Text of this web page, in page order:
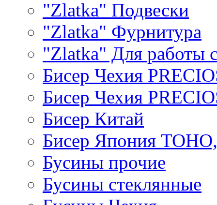
"Zlatka" Подвески
"Zlatka" Фурнитура
"Zlatka" Для работы
Бисер Чехия
Бисер Чехия
Бисер Китай
Бисер Япония
Бусины прочие
Бусины стеклянные